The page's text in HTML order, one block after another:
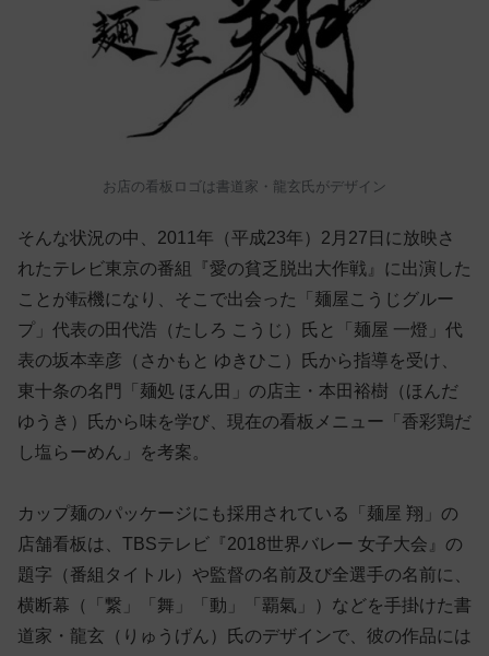
お店の看板ロゴは書道家・龍玄氏がデザイン
そんな状況の中、2011年（平成23年）2月27日に放映さ
れたテレビ東京の番組『愛の貧乏脱出大作戦』に出演した
ことが転機になり、そこで出会った「麺屋こうじグルー
プ」代表の田代浩（たしろ こうじ）氏と「麺屋 一燈」代
表の坂本幸彦（さかもと ゆきひこ）氏から指導を受け、
東十条の名門「麺処 ほん田」の店主・本田裕樹（ほんだ
ゆうき）氏から味を学び、現在の看板メニュー「香彩鶏だ
し塩らーめん」を考案。
カップ麺のパッケージにも採用されている「麺屋 翔」の
店舗看板は、TBSテレビ『2018世界バレー 女子大会』の
題字（番組タイトル）や監督の名前及び全選手の名前に、
横断幕（「繋」「舞」「動」「覇氣」）などを手掛けた書
道家・龍玄（りゅうげん）氏のデザインで、彼の作品には